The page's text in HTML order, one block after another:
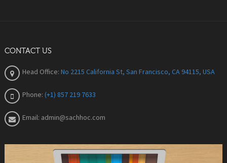
CONTACT US
Head Office: No 2215 California St, San Francisco, CA 94115, USA
Phone: (+1) 857 219 7633
Email: admin@sachhoc.com